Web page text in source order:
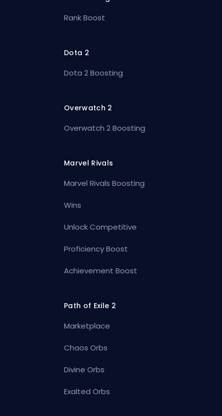
Rank Boost
Dota 2
Dota 2 Boosting
Overwatch 2
Overwatch 2 Boosting
Marvel Rivals
Marvel Rivals Boosting
Wins
Unlock Competitive
Proficiency Boost
Achievement Boost
Path of Exile 2
Marketplace
Chaos Orbs
Divine Orbs
Exalted Orbs